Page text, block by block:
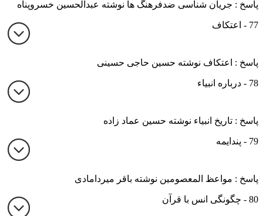
پاسخ : جریان شناسی ضدفرهنگ ها نوشته عبدالحسین خسروپناه
77 - اعتکاف
پاسخ : اعتکاف نوشته حسین حاجی حسینی
78 - درباره انبیاء
پاسخ : تاریخ انبیاء نوشته حسین عماد زاده
79 - پندایمه
پاسخ : مواعظ المعصومین نوشته باقر میردامادی
80 - چگونگی انس با قرآن